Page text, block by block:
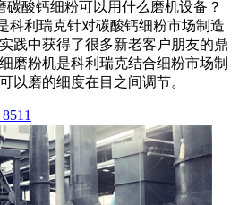
碳酸钙细粉可以用什么磨机设备？
科利瑞克针对碳酸钙细粉市场制造
践中获得了很多新老客户朋友的鼎
磨粉机是科利瑞克结合细粉市场制
以磨的细度在目之间调节。